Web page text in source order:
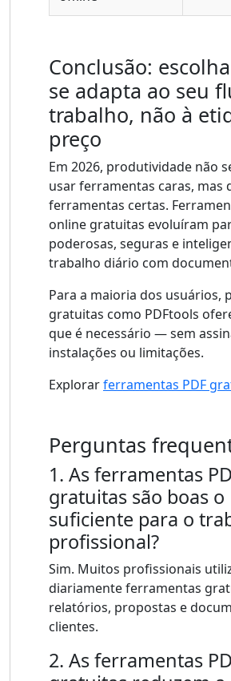
Conclusão:
se adapta ao seu
trabalho, não à
preço
Em 2026, produtividade não
usar ferramentas caras, mas
ferramentas certas.
online gratuitas evoluíram
poderosas, seguras e
trabalho diário com
Para a maioria dos usuários,
gratuitas como PDFtools
que é necessário — sem
instalações ou limitações.
Explorarferramentas PDF
Perguntas
1. As ferramentas
gratuitas são boas o
suficiente para o
profissional?
Sim. Muitos profissionais
diariamente ferramentas
relatórios, propostas e
clientes.
2. As ferramentas